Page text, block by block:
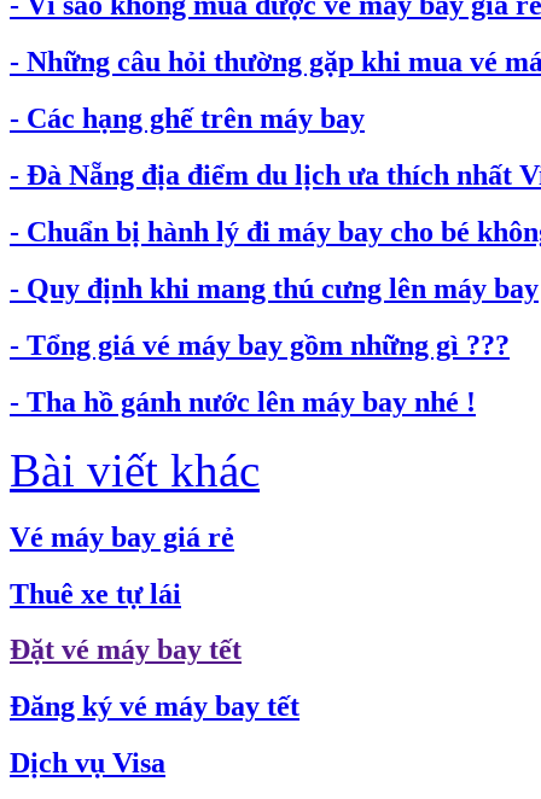
- Những câu hỏi thường gặp khi mua vé
- Các hạng ghế trên máy bay
- Đà Nẵng địa điểm du lịch ưa thích nhất
- Chuẩn bị hành lý đi máy bay cho bé
- Quy định khi mang thú cưng lên máy bay
- Tổng giá vé máy bay gồm những gì ???
- Tha hồ gánh nước lên máy bay nhé !
Bài viết khác
Vé máy bay giá rẻ
Thuê xe tự lái
Đặt vé máy bay tết
Đăng ký vé máy bay tết
Dịch vụ Visa